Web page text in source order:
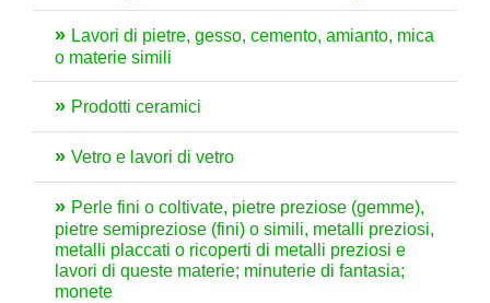
Lavori di pietre, gesso, cemento, amianto, mica
o materie simili
Prodotti ceramici
Vetro e lavori di vetro
Perle fini o coltivate, pietre preziose (gemme),
pietre semipreziose (fini) o simili, metalli preziosi,
metalli placcati o ricoperti di metalli preziosi e
lavori di queste materie; minuterie di fantasia;
monete